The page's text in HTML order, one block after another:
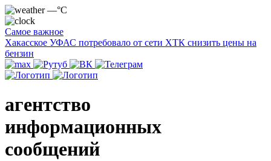
—°C
Самое важное
Хакасское УФАС потребовало от сети ХТК снизить цены на
бензин
агентство
информационных
сообщений